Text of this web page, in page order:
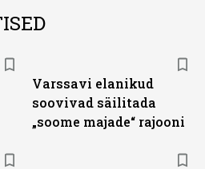
Varssavi elanikud
soovivad säilitada
„soome majade“ rajooni